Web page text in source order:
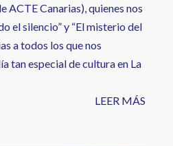
ACTE Canarias), quienes nos
el silencio” y “El misterio del
a todos los que nos
tan especial de cultura en La
LEER MÁS